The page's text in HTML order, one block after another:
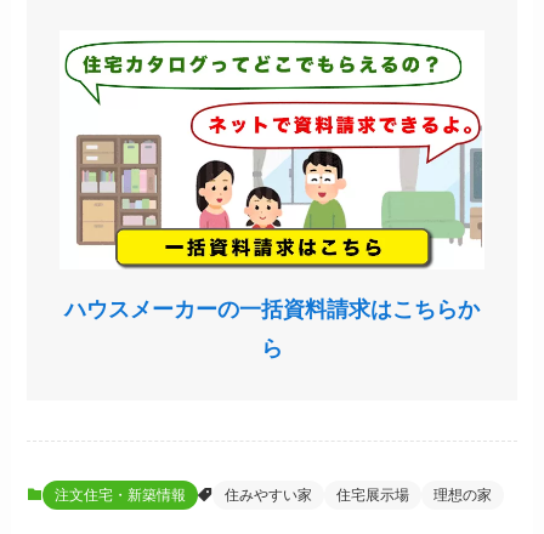
ハウスメーカーの一括資料請求はこちらか
ら
注文住宅・新築情報 住みやすい家 住宅展示場 理想の家